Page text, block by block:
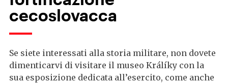
cecoslovacca
Se siete interessati alla storia militare, non dovete
dimenticarvi di visitare il museo Králíky con la
sua esposizione dedicata all’esercito, come anche